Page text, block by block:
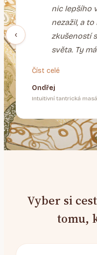
nic lepšího
nezažil, a
zkušeností
světa. Ty
Číst celé
Ondřej
Intuitivní tantrická
‹
Vyber si
tomu,